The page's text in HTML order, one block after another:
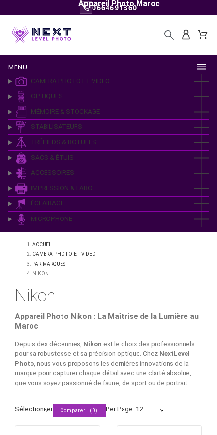
Appareil Photo Maroc
0664691360
MENU
CAMERA PHOTO ET VIDEO
OPTIQUES
MÉMOIRE & STOCKAGE
STABILISATEURS
TRÉPIEDS & ROTULES
SACS & ÉTUIS
ACCESSOIRES
IMPRESSION & LABO
MICROPHONE
CAMERA PHOTO ET VIDEO
Nikon
Appareil Photo Nikon : La Maîtrise de la
Maroc
Depuis des décennies,Nikon
pour sa robustesse et sa précision optique.
Photo,nous vous proposons les dernières innovations de